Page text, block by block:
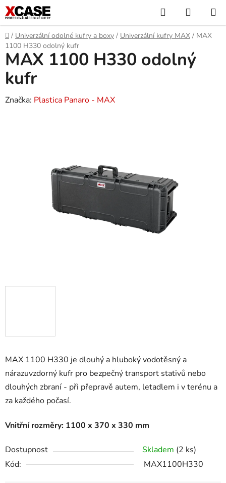
Přejít
na
obsah
Hledat
KOŠÍK
Domů
/ Univerzální odolné kufry a boxy / Univerzální kufry MAX / MAX
1100 H330 odolný kufr
MAX 1100 H330 je dlouhý a hluboký vodotěsný a
nárazuvzdorný kufr pro bezpečný transport stativů nebo
dlouhých zbraní - při přepravě autem, letadlem i v terénu a
za každého počasí.
Vnitřní rozměry: 1100 x 370 x 330 mm
Dostupnost Skladem (2 ks)
Kód:
MAX1100H330
MAX 1100 H330 odolný
kufr
Značka: Plastica Panaro - MAX